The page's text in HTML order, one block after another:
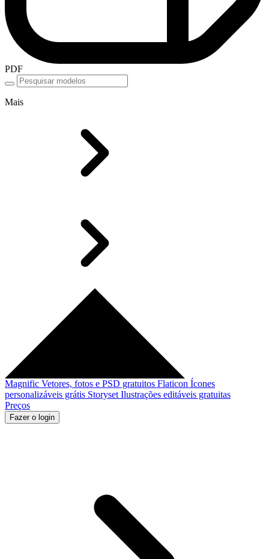
PDF
Mais
Magnific Vetores, fotos e PSD gratuitos Flaticon Ícones
personalizáveis grátis Storyset Ilustrações editáveis gratuitas
Preços
Fazer o login